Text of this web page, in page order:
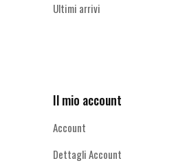
Ultimi arrivi
Il mio account
Account
Dettagli Account